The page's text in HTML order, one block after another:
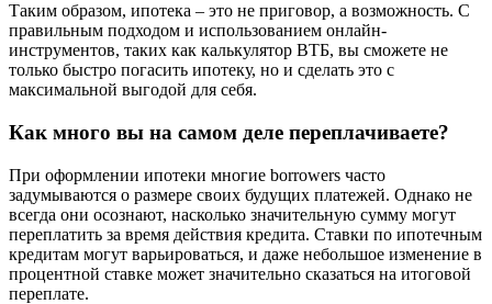
Таким образом, ипотека – это не приговор, а возможность. С
правильным подходом и использованием онлайн-
инструментов, таких как калькулятор ВТБ, вы сможете не
только быстро погасить ипотеку, но и сделать это с
максимальной выгодой для себя.
Как много вы на самом деле переплачиваете?
При оформлении ипотеки многие borrowers часто
задумываются о размере своих будущих платежей. Однако не
всегда они осознают, насколько значительную сумму могут
переплатить за время действия кредита. Ставки по ипотечным
кредитам могут варьироваться, и даже небольшое изменение в
процентной ставке может значительно сказаться на итоговой
переплате.